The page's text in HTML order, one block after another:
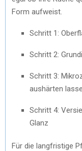
Form aufweist.
Schritt 1:
Schritt 2:
Schritt 3:
aushärten
Schritt 4:
Glanz
Für die langfristige